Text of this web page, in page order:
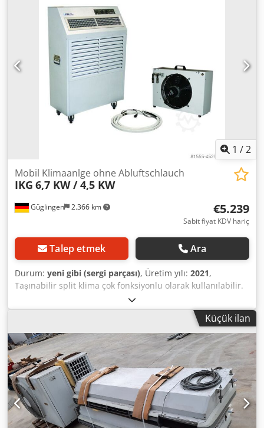
fotoğraflar örnek resimler Codpfjtzxqujx Aqqerf
Wettringen'de bir görüntüleme mümkün! Diğer sorularınız
için bizimle e-posta yoluyla iletişime geçebilirsiniz. Satış,
yalnızca ticari amaçlarla ve maddi ve yasal kusurlar için
herhangi bir garanti hariç olmak üzere ticari ilgili taraflara
gerçekleşir! Satın alma işleminizle ticari olarak veya
serbest çalıştığınızı onaylamış olursunuz. Aksi takdirde
hüküm ve koşullarımızı ihlal etmiş olursunuz!
1 /2
Güglingen 2.366 km
Mobil Klimaanlge ohne Abluftschlauch
IKG 6,7 KW / 4,5 KW
€5.239
Sabit fiyat KDV hariç
Talep etmek Ara
Durum: yeni gibi (sergi parçası), Üretim yılı: 2021,
Taşınabilir split klima çok fonksiyonlu olarak kullanılabilir.
6.7 kW'lık yüksek gücü sayesinde birçok uygulama için
idealdir. 230V Schuko ile çalışmaya hazırdır. İç ve dış ünite
arasındaki bağlantı, hızlı bağlantı elemanları kullanılarak
yapıldığından herhangi bir amatör tarafından bile
yapılabilir. Sistem örneğin şunları yapabilir: Sunucu odası
soğutması, ofis veya toplantı odası iklimlendirmesi,
etkinlikler, fuarlar veya üretimde kullanılabilir. Sessiz
çalışma Üç hızlı motor Yoğuşma tahliye bağlantısı Nominal
güç tüketimi 2500 W Soğutma kapasitesi 6650 W Credpfx
Aqofmd Erjqef Maksimum. hava akışı 1500 mc/h Soğutucu
R410a Ağırlık 86 kg
Küçük ilan